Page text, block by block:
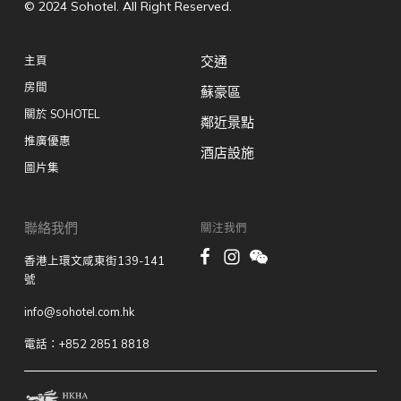
© 2024 Sohotel. All Right Reserved.
主頁
房間
關於 SOHOTEL
推廣優惠
圖片集
交通
蘇豪區
鄰近景點
酒店設施
聯絡我們
香港上環文咸東街139-141
號
info@sohotel.com.hk
電話：+852 2851 8818
關注我們